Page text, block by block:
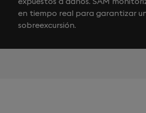
en tiempo real para garantizar
sobreexcursión.